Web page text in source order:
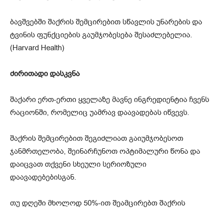
ბავშვებში შაქრის შემცირებით სწავლის უნარების და
ტვინის ფუნქციების გაუმჯობესება შესაძლებელია.
(Harvard Health)
ძირითადი დასკვნა
შაქარი ერთ-ერთი ყველაზე მავნე ინგრედიენტია ჩვენს
რაციონში, რომელიც უამრავ დაავადებას იწვევს.
შაქრის შემცირებით შეგიძლიათ გაიუმჯობესოთ
ჯანმრთელობა, შეინარჩუნოთ ოპტიმალური წონა და
დაიცვათ თქვენი სხეული სერიოზული
დაავადებებისგან.
თუ დღეში მხოლოდ 50%-ით შეამცირებთ შაქრის